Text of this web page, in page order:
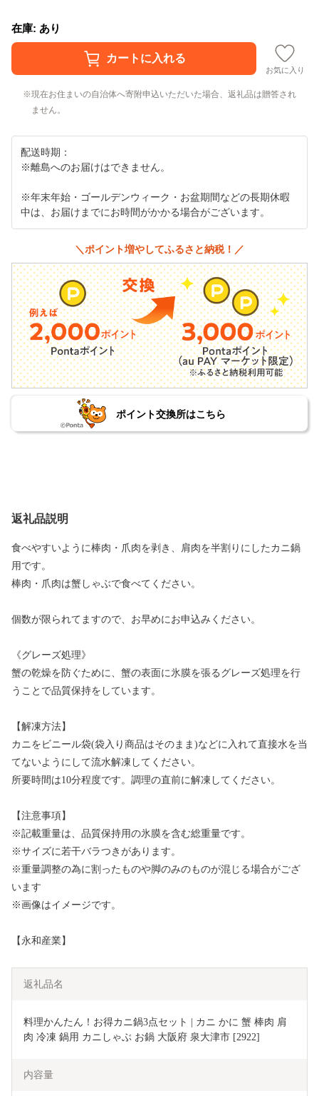
在庫: あり
お気に入り
現在お住まいの自治体へ寄附申込いただいた場合、返礼品は贈答され
ません。
配送時期：
※離島へのお届けはできません。
※年末年始・ゴールデンウィーク・お盆期間などの長期休暇
中は、お届けまでにお時間がかかる場合がございます。
＼ポイント増やしてふるさと納税！／
ポイント交換所はこちら
返礼品説明
食べやすいように棒肉・爪肉を剥き、肩肉を半割りにしたカニ鍋
用です。
棒肉・爪肉は蟹しゃぶで食べてください。
個数が限られてますので、お早めにお申込みください。
《グレーズ処理》
蟹の乾燥を防ぐために、蟹の表面に氷膜を張るグレーズ処理を行
うことで品質保持をしています。
【解凍方法】
カニをビニール袋(袋入り商品はそのまま)などに入れて直接水を当
てないようにして流水解凍してください。
所要時間は10分程度です。調理の直前に解凍してください。
【注意事項】
※記載重量は、品質保持用の氷膜を含む総重量です。
※サイズに若干バラつきがあります。
※重量調整の為に割ったものや脚のみのものが混じる場合がござ
います
※画像はイメージです。
【永和産業】
返礼品名
料理かんたん！お得カニ鍋3点セット | カニ かに 蟹 棒肉 肩
肉 冷凍 鍋用 カニしゃぶ お鍋 大阪府 泉大津市 [2922]
内容量